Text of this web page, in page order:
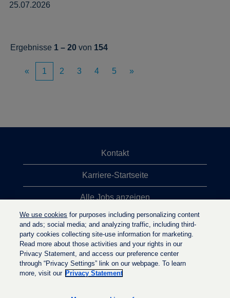
25.07.2026
Ergebnisse 1 – 20 von 154
« 1 2 3 4 5 »
Kontakt
Karriere-Startseite
Alle Jobs anzeigen
Top-Jobsuchen
Datenschutzrichtlinie
We use cookies for purposes including personalizing content
and ads; social media; and analyzing traffic, including third-
party cookies collecting site-use information for marketing.
Read more about those activities and your rights in our
Privacy Statement, and access our preference center
through “Privacy Settings” link on our webpage. To learn
more, visit our Privacy Statement